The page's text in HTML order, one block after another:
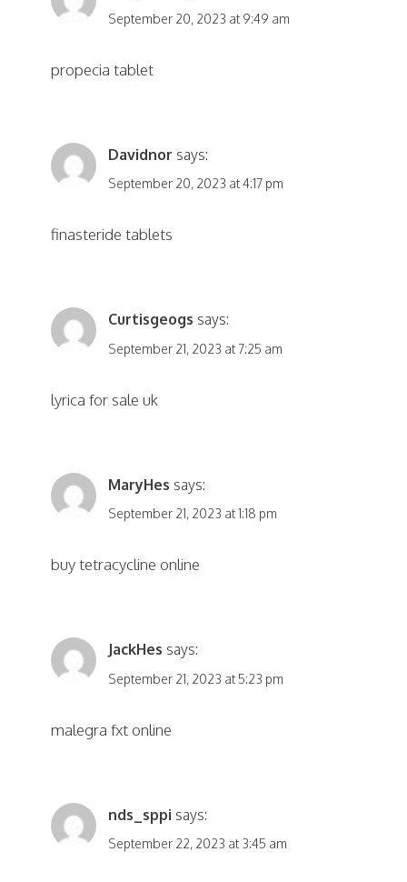
September 20, 2023 at 9:49 am
propecia tablet
Davidnor says:
September 20, 2023 at 4:17 pm
finasteride tablets
Curtisgeogs says:
September 21, 2023 at 7:25 am
lyrica for sale uk
MaryHes says:
September 21, 2023 at 1:18 pm
buy tetracycline online
JackHes says:
September 21, 2023 at 5:23 pm
malegra fxt online
nds_sppi says:
September 22, 2023 at 3:45 am